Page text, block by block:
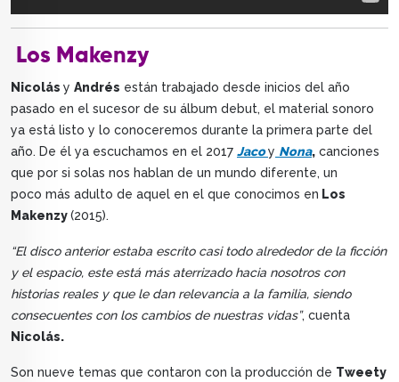
Los Makenzy
Nicolás y Andrés están trabajado desde inicios del año
pasado en el sucesor de su álbum debut, el material sonoro
ya está listo y lo conoceremos durante la primera parte del
año. De él ya escuchamos en el 2017 Jacoy Nona, canciones
que por si solas nos hablan de un mundo diferente, un
poco más adulto de aquel en el que conocimos en Los
Makenzy(2015).
“El disco anterior estaba escrito casi todo alrededor de la ficción
y el espacio, este está más aterrizado hacia nosotros con
historias reales y que le dan relevancia a la familia, siendo
consecuentes con los cambios de nuestras vidas”, cuenta
Nicolás.
Son nueve temas que contaron con la producción de Tweety